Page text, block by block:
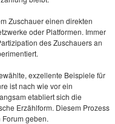
Zuschauer einen direkten
oder Platformen. Immer
des Zuschauers an
exzellente Beispiele für
ist nach wie vor ein
etabliert sich die
Erzählform. Diesem Prozess
geben.